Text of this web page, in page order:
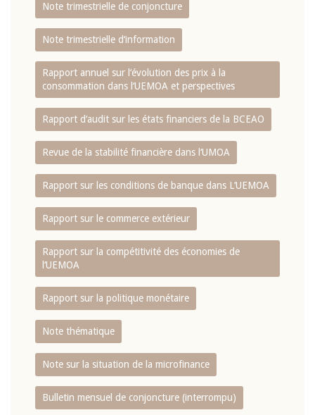
Note trimestrielle de conjoncture
Note trimestrielle d‘information
Rapport annuel sur l‘évolution des prix à la
consommation dans l‘UEMOA et perspectives
Rapport d‘audit sur les états financiers de la BCEAO
Revue de la stabilité financière dans l‘UMOA
Rapport sur les conditions de banque dans L‘UEMOA
Rapport sur le commerce extérieur
Rapport sur la compétitivité des économies de
l‘UEMOA
Rapport sur la politique monétaire
Note thématique
Note sur la situation de la microfinance
Bulletin mensuel de conjoncture (interrompu)